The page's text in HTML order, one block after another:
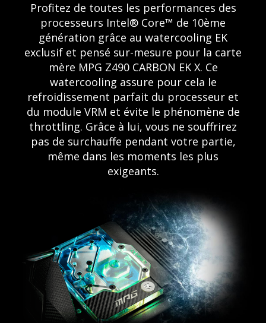
Profitez de toutes les performances des
processeurs Intel® Core™ de 10ème
génération grâce au watercooling EK
exclusif et pensé sur-mesure pour la carte
mère MPG Z490 CARBON EK X. Ce
watercooling assure pour cela le
refroidissement parfait du processeur et
du module VRM et évite le phénomène de
throttling. Grâce à lui, vous ne souffrirez
pas de surchauffe pendant votre partie,
même dans les moments les plus
exigeants.